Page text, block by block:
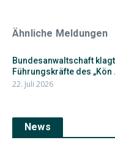
Ähnliche Meldungen
Bundesanwaltschaft
Führungskräfte des „Kön
22. Juli 2026
News